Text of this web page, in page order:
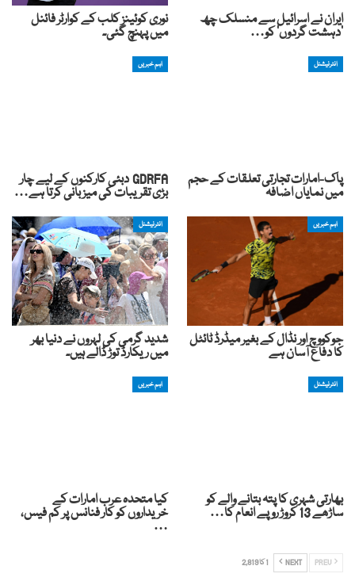
ایران نے اسرائیل سے منسلک چھ
‘دہشت گردوں’ کو…
نوری کوئینز کلب کے کوارٹر فائنل
میں پہنچ گئی۔
انٹرنیشنل
پاک-امارات تجارتی تعلقات کے حجم
میں نمایاں اضافہ
اہم خبریں
GDRFA دبئی کارکنوں کے لیے چار
بڑی تقریبات کی میزبانی کرتا ہے…
اہم خبریں
جوکووچ اور نڈال کے بغیر میڈرڈ ٹائٹل
کا دفاع آسان ہے
انٹرنیشنل
شدید گرمی کی لہروں نے دنیا بھر
میں ریکارڈ توڑ ڈالے ہیں۔
انٹرنیشنل
بھارتی شہری کا پتہ بتانے والے کو
ساڑھے 13 کروڑ روپے انعام کا…
اہم خبریں
کیا متحدہ عرب امارات کے
خریداروں کو کار فنانس پر کم فیس،
…
NEXT 1 کا 2,819